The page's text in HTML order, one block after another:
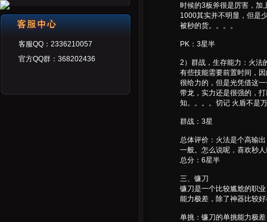
时候的3板斧很是厉害，加
1000其实并不明显，但是
被秒的货。。。。
PK：3星半
2）群战，生存能力：火法
有些技能需要前置时间，
很给力的，但是光凭借这
带龙，实力还是很强的，
知。。。。切记 火盾不是
群战：3星
总体评价：火法是个高输
一般。怎么说呢，喜欢秒
总分：6星半
三、镰刀
镰刀是一个比较尴尬的职
能力极差，除了神器比较
单挑：镰刀的单挑能力极
受。
客服QQ：2336210057
官方QQ群：368202436